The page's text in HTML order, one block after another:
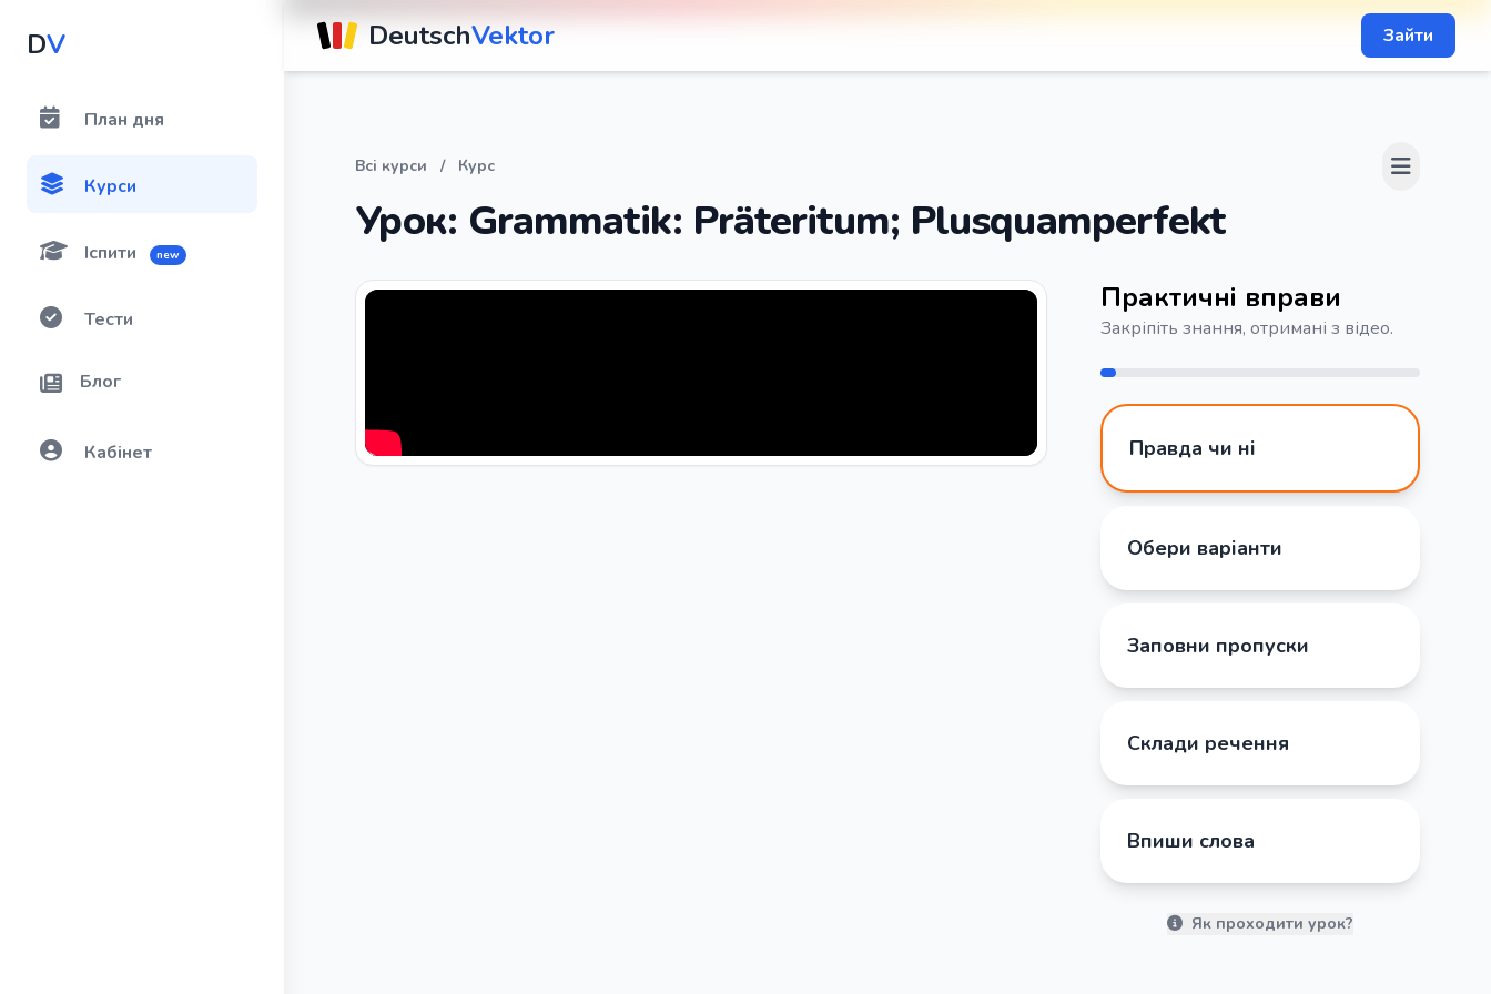
DV
План дня
Курси
Іспити new
Тести
Блог
Кабінет
DeutschVektor Зайти
Всі курси / Курс
Урок: Grammatik: Präteritum; Plusquamperfekt
Практичні вправи
Закріпіть знання, отримані з відео.
Правда чи ні
Обери варіанти
Заповни пропуски
Склади речення
Впиши слова
Як проходити урок?